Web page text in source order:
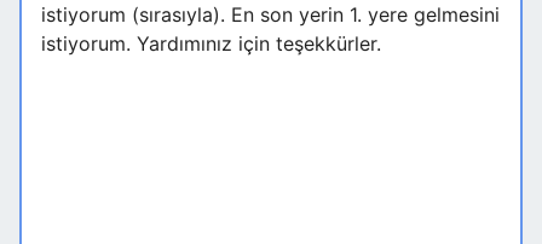
istiyorum (sırasıyla). En son yerin 1. yere gelmesini
istiyorum. Yardımınız için teşekkürler.